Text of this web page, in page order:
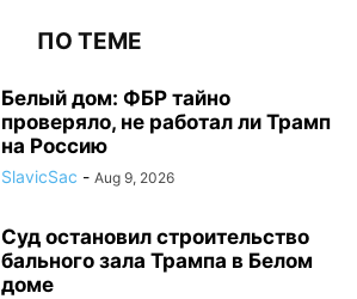
ПО ТЕМЕ
Белый дом: ФБР тайно
проверяло, не работал ли Трамп
на Россию
SlavicSac - Aug 9, 2026
Суд остановил строительство
бального зала Трампа в Белом
доме